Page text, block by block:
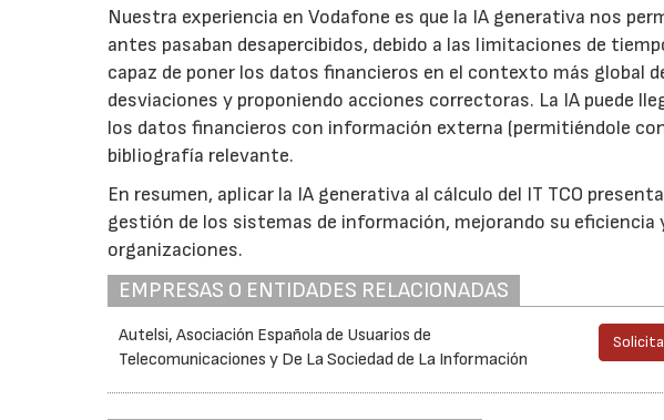
Nuestra experiencia en Vodafone es que la IA generativa nos
antes pasaban desapercibidos, debido a las limitaciones de
capaz de poner los datos financieros en el contexto más global
desviaciones y proponiendo acciones correctoras. La IA puede
los datos financieros con información externa (permitiéndole
bibliografía relevante.
En resumen, aplicar la IA generativa al cálculo del IT TCO
gestión de los sistemas de información, mejorando su eficiencia
organizaciones.
EMPRESAS O ENTIDADES RELACIONADAS
Autelsi, Asociación Española de Usuarios de
Telecomunicaciones y De La Sociedad de La Información